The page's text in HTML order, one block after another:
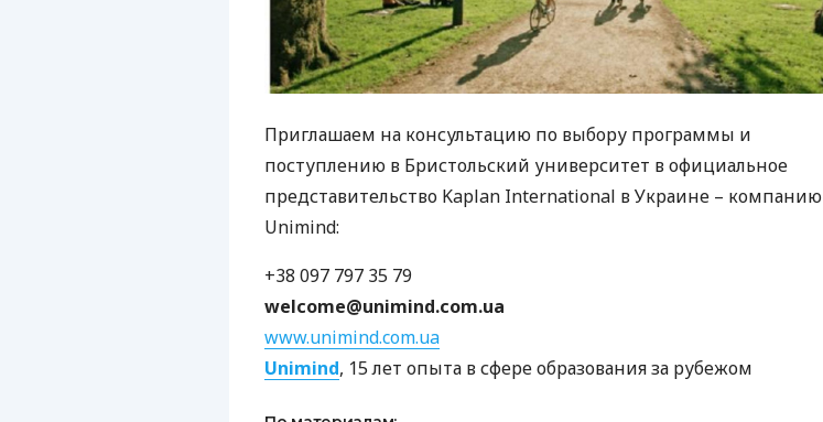
Приглашаем на консультацию по выбору программы и
поступлению в Бристольский университет в официальное
представительство Kaplan International в Украине – компанию
Unimind:
+38 097 797 35 79
welcome@unimind.com.ua
www.unimind.com.ua
Unimind, 15 лет опыта в сфере образования за рубежом